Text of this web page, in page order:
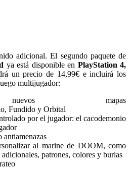
adicional. El segundo paquete de
ya está disponible en PlayStation 4,
un precio de 14,99€ e incluirá los
multijugador:
mapas
Fundido y Orbital
por el jugador: el cacodemonio
al marine de DOOM, como
patrones, colores y burlas